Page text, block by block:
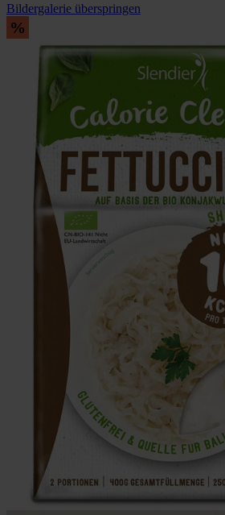
Bildergalerie überspringen
%